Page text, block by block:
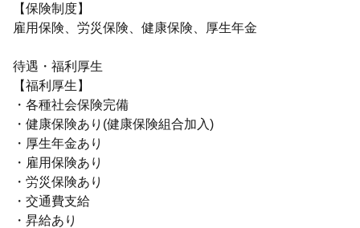
【保険制度】
雇用保険、労災保険、健康保険、厚生年金
待遇・福利厚生
【福利厚生】
・各種社会保険完備
・健康保険あり(健康保険組合加入)
・厚生年金あり
・雇用保険あり
・労災保険あり
・交通費支給
・昇給あり